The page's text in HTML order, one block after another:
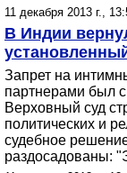
11 декабря 2013 г.,
В Индии
Запрет на
партнерами был
Верховный суд
политических и
судебное
раздосадованы: